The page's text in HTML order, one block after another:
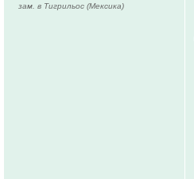
зам. в Тигрильос (Мексика)